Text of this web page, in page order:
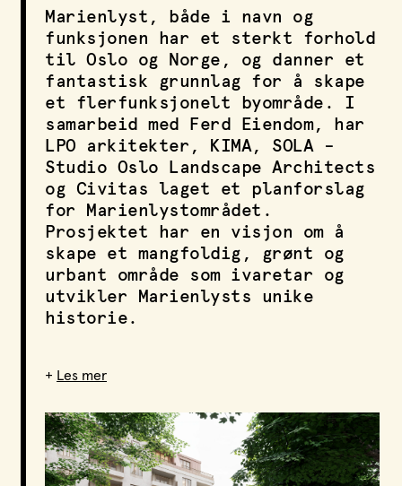
LPO Svalbard
LPO Bergen
LOF
Marienlyst, både i navn og
funksjonen har et sterkt forhold
til Oslo og Norge, og danner et
fantastisk grunnlag for å skape
et flerfunksjonelt byområde. I
samarbeid med Ferd Eiendom, har
LPO arkitekter, KIMA, SOLA –
Studio Oslo Landscape Architects
og Civitas laget et planforslag
for Marienlystområdet.
Prosjektet har en visjon om å
skape et mangfoldig, grønt og
urbant område som ivaretar og
utvikler Marienlysts unike
historie.
+ Les mer
Funksjon
Bolig, bypark og service
Oppdragsgiver